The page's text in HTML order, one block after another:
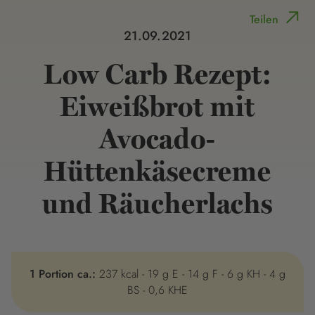
Teilen
21.09.2021
Low Carb Rezept:
Eiweißbrot mit
Avocado-
Hüttenkäsecreme
und Räucherlachs
1 Portion ca.: 237 kcal - 19 g E - 14 g F - 6 g KH - 4 g
BS - 0,6 KHE